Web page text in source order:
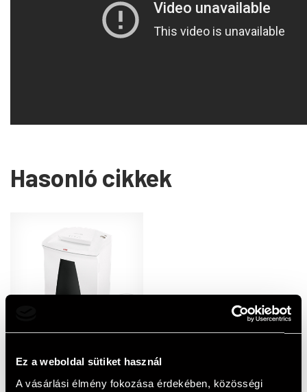
Ez a weboldal sütiket használ
A vásárlási élmény fokozása érdekében, közösségi
Hasonló cikkek
HSM Securio B34 (5,8 mm)
402 570 HUF